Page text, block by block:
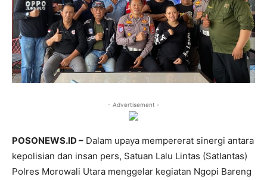
- Advertisement -
POSONEWS.ID – Dalam upaya mempererat sinergi antara
kepolisian dan insan pers, Satuan Lalu Lintas (Satlantas)
Polres Morowali Utara menggelar kegiatan Ngopi Bareng